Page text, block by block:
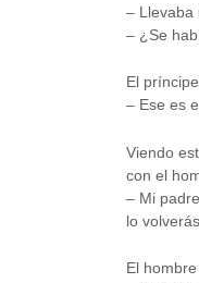
– Llevaba
– ¿Se
El
– Ese es
Viendo
con el
– Mi
lo
El hombre